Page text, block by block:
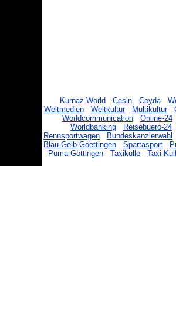
Kurnaz World Cesin Ceyda
Weltmedien
Weltkultur Multikultur
Worldcommunication
Online-24
Worldbanking
Reisebuero-24
Rennsportwagen
Bundeskanzlerwahl
Blau-Gelb-Goettingen
Spartasport
Puma-Göttingen
Taxikulle Taxi-